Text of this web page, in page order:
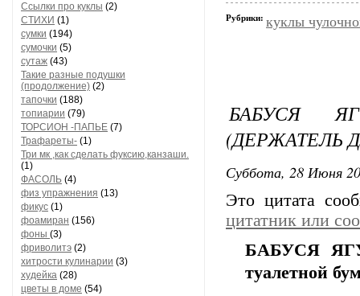
Ссылки про куклы (2)
СТИХИ (1)
сумки (194)
сумочки (5)
сутаж (43)
Такие разные подушки
(продолжение) (2)
тапочки (188)
топиарии (79)
ТОРСИОН -ПАПЬЕ (7)
Трафареты- (1)
Три мк ,как сделать фуксию,канзаши.
(1)
ФАСОЛЬ (4)
физ упражнения (13)
фикус (1)
фоамиран (156)
фоны (3)
фриволитэ (2)
хитрости кулинарии (3)
худейка (28)
цветы в доме (54)
Рубрики: куклы
БАБУСЯ
(ДЕРЖАТЕЛЬ
Суббота, 28 Июня
Это цитата
цитатник или
БАБУСЯ
туалетной